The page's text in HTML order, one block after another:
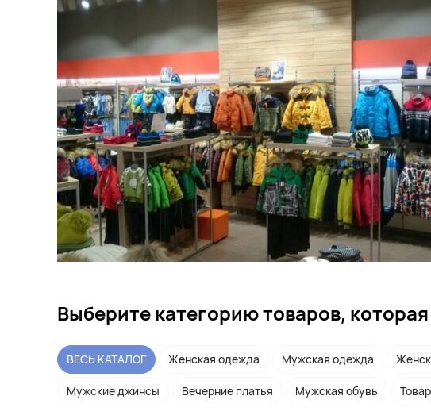
Выберите категорию товаров,
ВЕСЬ КАТАЛОГ Женская одежда Мужская одежда
Мужские джинсы Вечерние платья Мужская обувь